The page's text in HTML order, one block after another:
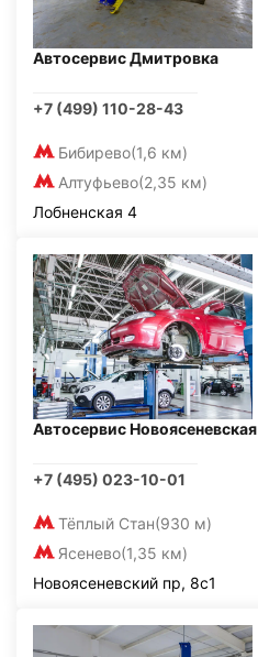
Автосервис Дмитровка
+7 (499) 110-28-43
Бибирево(1,6 км)
Алтуфьево(2,35 км)
Лобненская 4
Автосервис Новоясеневская
+7 (495) 023-10-01
Тёплый Стан(930 м)
Ясенево(1,35 км)
Новоясеневский пр, 8с1